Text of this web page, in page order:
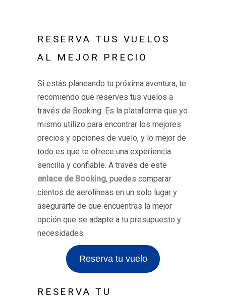
RESERVA TUS VUELOS
AL MEJOR PRECIO
Si estás planeando tu próxima aventura, te
recomiendo que reserves tus vuelos a
través de Booking. Es la plataforma que yo
mismo utilizo para encontrar los mejores
precios y opciones de vuelo, y lo mejor de
todo es que te ofrece una experiencia
sencilla y confiable. A través de este
enlace de Booking, puedes comparar
cientos de aerolíneas en un solo lugar y
asegurarte de que encuentras la mejor
opción que se adapte a tu presupuesto y
necesidades.
Reserva tu vuelo
RESERVA TU